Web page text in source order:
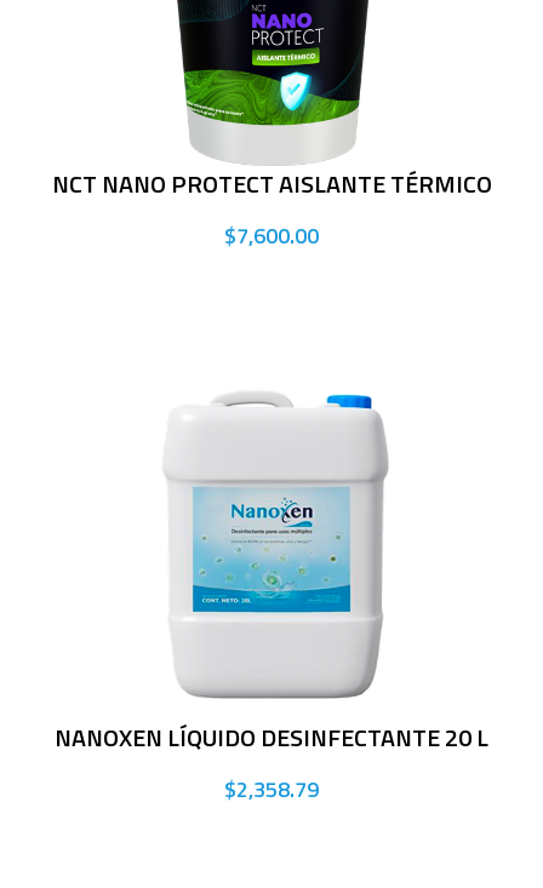
NCT NANO PROTECT AISLANTE TÉRMICO
$7,600.00
NANOXEN LÍQUIDO DESINFECTANTE 20 L
$2,358.79